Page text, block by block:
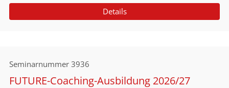
Details
Seminarnummer 3936
FUTURE-Coaching-Ausbildung 2026/27